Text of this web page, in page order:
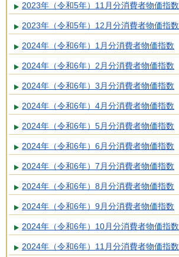
2023年（令和5年）11月分消費者物価指数
2023年（令和5年）12月分消費者物価指数
2024年（令和6年）1月分消費者物価指数
2024年（令和6年）2月分消費者物価指数
2024年（令和6年）3月分消費者物価指数
2024年（令和6年）4月分消費者物価指数
2024年（令和6年）5月分消費者物価指数
2024年（令和6年）6月分消費者物価指数
2024年（令和6年）7月分消費者物価指数
2024年（令和6年）8月分消費者物価指数
2024年（令和6年）9月分消費者物価指数
2024年（令和6年）10月分消費者物価指数
2024年（令和6年）11月分消費者物価指数